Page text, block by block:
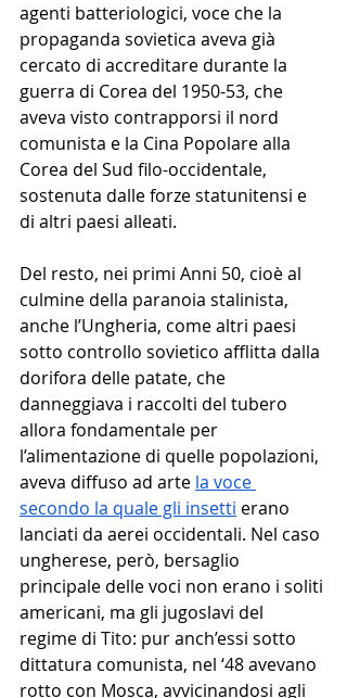
agenti batteriologici, voce che la
propaganda sovietica aveva già
cercato di accreditare durante la
guerra di Corea del 1950-53, che
aveva visto contrapporsi il nord
comunista e la Cina Popolare alla
Corea del Sud filo-occidentale,
sostenuta dalle forze statunitensi e
di altri paesi alleati.
Del resto, nei primi Anni 50, cioè al
culmine della paranoia stalinista,
anche l’Ungheria, come altri paesi
sotto controllo sovietico afflitta dalla
dorifora delle patate, che
danneggiava i raccolti del tubero
allora fondamentale per
l’alimentazione di quelle popolazioni,
aveva diffuso ad arte la voce
secondo la quale gli insetti erano
lanciati da aerei occidentali. Nel caso
ungherese, però, bersaglio
principale delle voci non erano i soliti
americani, ma gli jugoslavi del
regime di Tito: pur anch’essi sotto
dittatura comunista, nel ‘48 avevano
rotto con Mosca, avvicinandosi agli